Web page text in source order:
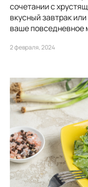
сочетании с
вкусный завтрак
ваше повседневное
2 февраля, 2024